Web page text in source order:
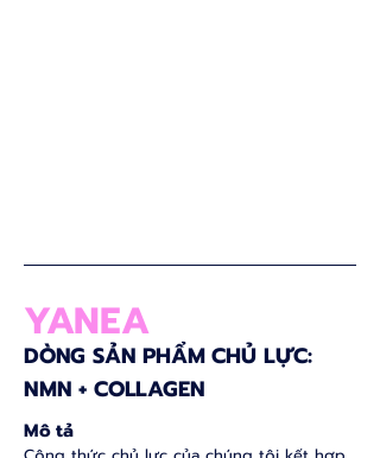
YANEA
DÒNG SẢN PHẨM CHỦ LỰC:
NMN + COLLAGEN
Mô tả